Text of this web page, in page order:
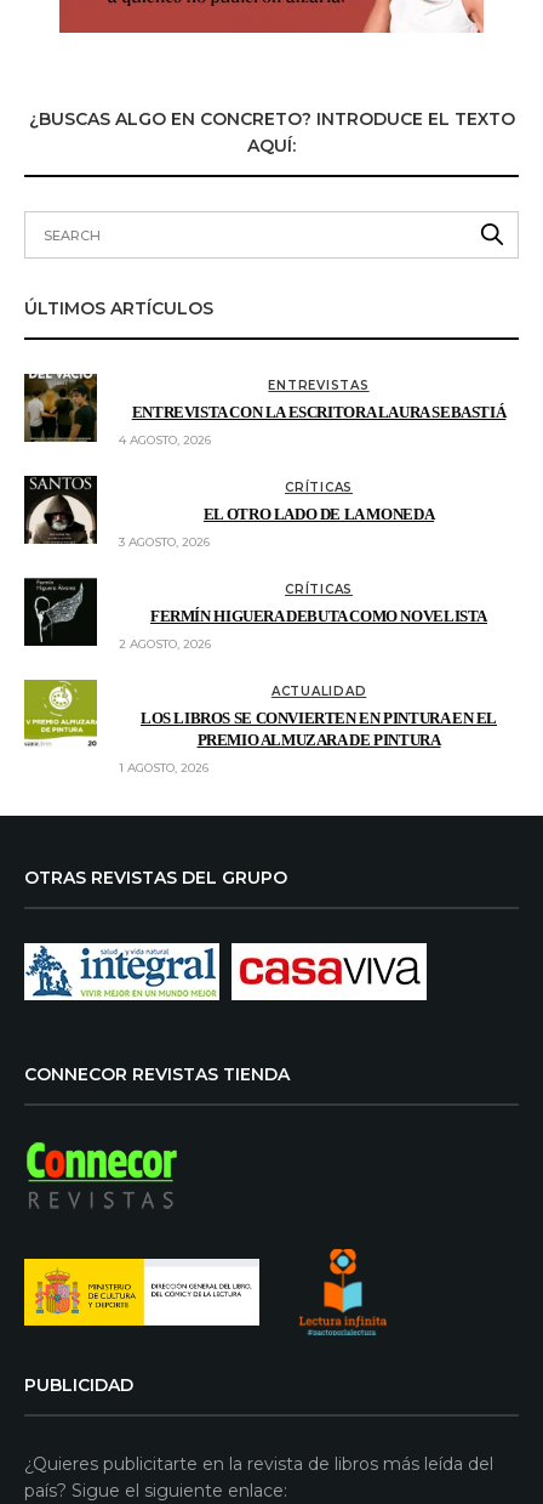
¿BUSCAS ALGO EN CONCRETO? INTRODUCE EL TEXTO
AQUÍ:
ÚLTIMOS ARTÍCULOS
ENTREVISTAS
ENTREVISTA CON LA ESCRITORA LAURA SEBASTIÁ
4 AGOSTO, 2026
CRÍTICAS
EL OTRO LADO DE LA MONEDA
3 AGOSTO, 2026
CRÍTICAS
FERMÍN HIGUERA DEBUTA COMO NOVELISTA
2 AGOSTO, 2026
ACTUALIDAD
LOS LIBROS SE CONVIERTEN EN PINTURA EN EL
PREMIO ALMUZARA DE PINTURA
1 AGOSTO, 2026
OTRAS REVISTAS DEL GRUPO
CONNECOR REVISTAS TIENDA
PUBLICIDAD
¿Quieres publicitarte en la revista de libros más leída del
país? Sigue el siguiente enlace: